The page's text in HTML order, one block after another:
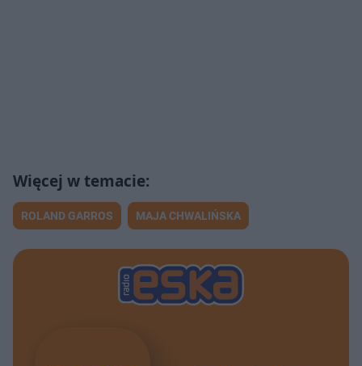
ROLAND GARROS MAJA CHWALIŃSKA